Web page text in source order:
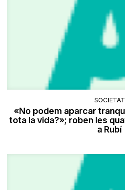
SOCIETAT
«No podem aparcar
tota la vida?»; roben les
a Rubí